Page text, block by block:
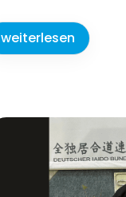
weiterlesen